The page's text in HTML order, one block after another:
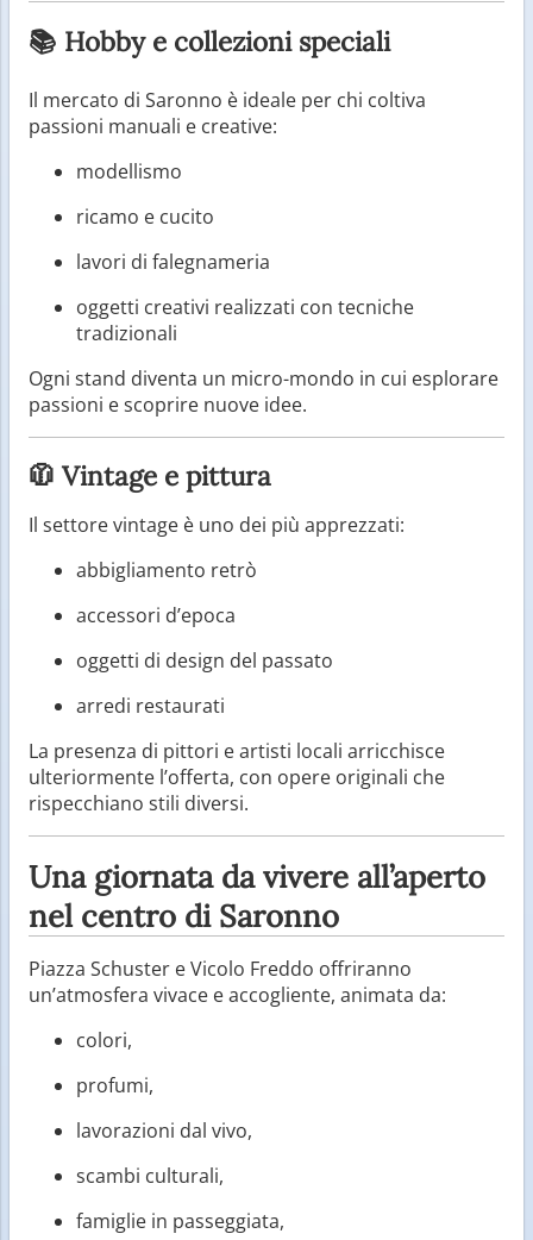
📚 Hobby e collezioni speciali
Il mercato di Saronno è ideale per chi coltiva
passioni manuali e creative:
modellismo
ricamo e cucito
lavori di falegnameria
oggetti creativi realizzati con tecniche
tradizionali
Ogni stand diventa un micro-mondo in cui esplorare
passioni e scoprire nuove idee.
🧥 Vintage e pittura
Il settore vintage è uno dei più apprezzati:
abbigliamento retrò
accessori d’epoca
oggetti di design del passato
arredi restaurati
La presenza di pittori e artisti locali arricchisce
ulteriormente l’offerta, con opere originali che
rispecchiano stili diversi.
Una giornata da vivere all’aperto
nel centro di Saronno
Piazza Schuster e Vicolo Freddo offriranno
un’atmosfera vivace e accogliente, animata da:
colori,
profumi,
lavorazioni dal vivo,
scambi culturali,
famiglie in passeggiata,